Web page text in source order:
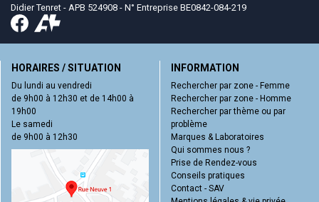
Didier Tenret - APB 524908 - N° Entreprise BE0842-084-219
HORAIRES / SITUATION
Du lundi au vendredi
de 9h00 à 12h30 et de 14h00 à
19h00
Le samedi
de 9h00 à 12h30
INFORMATION
Rechercher par zone - Femme
Rechercher par zone - Homme
Rechercher par thème ou par
problème
Marques & Laboratoires
Qui sommes nous ?
Prise de Rendez-vous
Conseils pratiques
Contact - SAV